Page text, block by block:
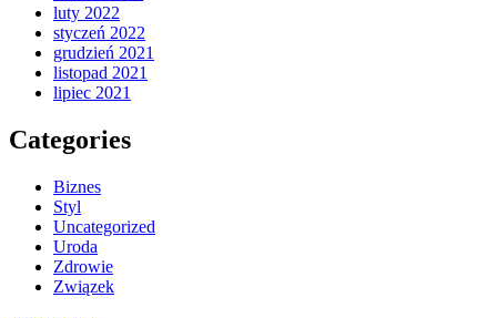
luty 2022
styczeń 2022
grudzień 2021
listopad 2021
lipiec 2021
Categories
Biznes
Styl
Uncategorized
Uroda
Zdrowie
Związek